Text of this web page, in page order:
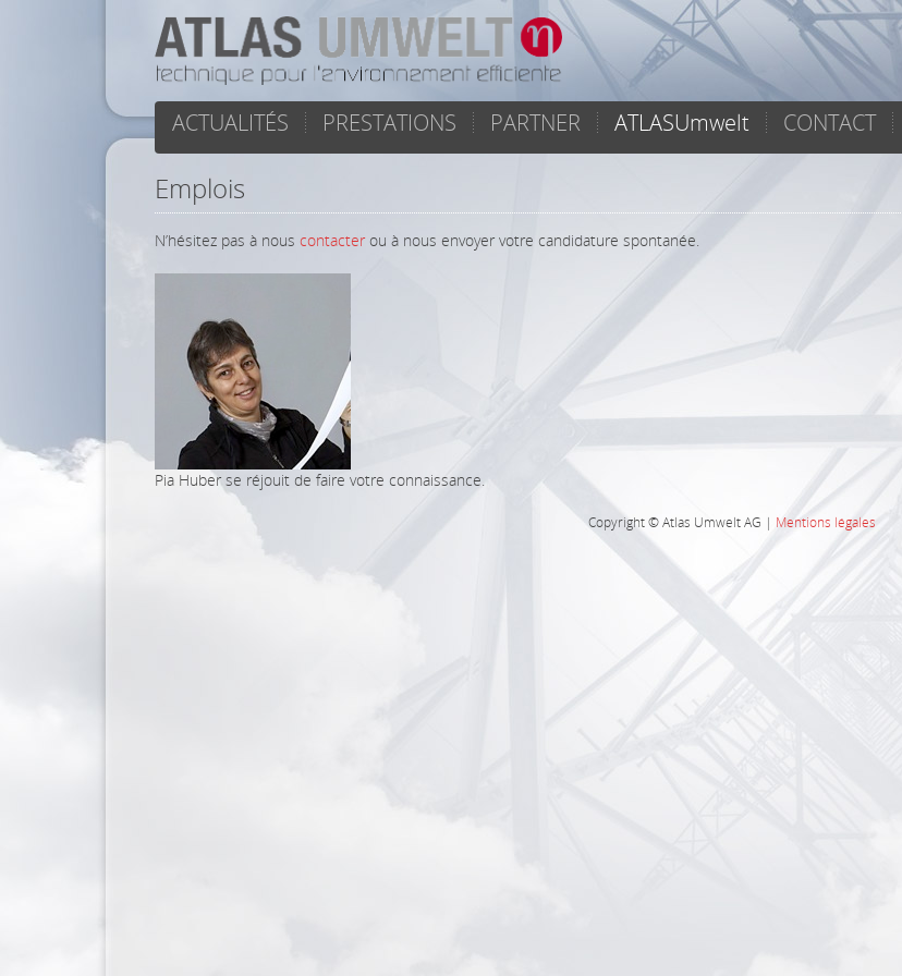
ACTUALITÉS PRESTATIONS PARTNER ATLASUmwelt CONTACT
Emplois
N’hésitez pas à nous contacter ou à nous envoyer votre candidature spontanée.
Pia Huber se réjouit de faire votre connaissance.
Copyright © Atlas Umwelt AG | Mentions légales